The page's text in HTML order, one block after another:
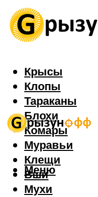
Крысы
Клопы
Тараканы
Блохи
Комары
Муравьи
Клещи
Вши
Мухи
Меню